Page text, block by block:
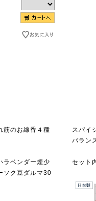
筋のお線香４種
ラベンダー煙少
ソク豆ダルマ30
スパイ
バラン
セット